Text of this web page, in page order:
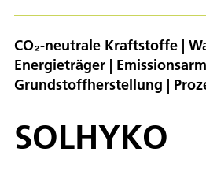
CO₂-neutrale Kraftstoffe |
Energieträger |
Grundstoffherstellung |
SOLHYKO